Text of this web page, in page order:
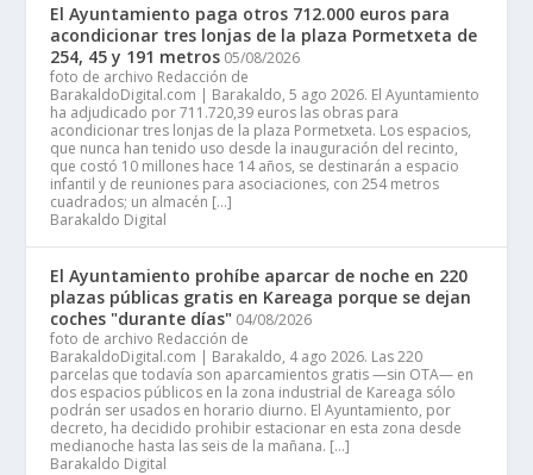
El Ayuntamiento paga otros 712.000 euros para
acondicionar tres lonjas de la plaza Pormetxeta de
254, 45 y 191 metros 05/08/2026
foto de archivo Redacción de
BarakaldoDigital.com | Barakaldo, 5 ago 2026. El Ayuntamiento
ha adjudicado por 711.720,39 euros las obras para
acondicionar tres lonjas de la plaza Pormetxeta. Los espacios,
que nunca han tenido uso desde la inauguración del recinto,
que costó 10 millones hace 14 años, se destinarán a espacio
infantil y de reuniones para asociaciones, con 254 metros
cuadrados; un almacén […]
Barakaldo Digital
El Ayuntamiento prohíbe aparcar de noche en 220
plazas públicas gratis en Kareaga porque se dejan
coches "durante días" 04/08/2026
foto de archivo Redacción de
BarakaldoDigital.com | Barakaldo, 4 ago 2026. Las 220
parcelas que todavía son aparcamientos gratis —sin OTA— en
dos espacios públicos en la zona industrial de Kareaga sólo
podrán ser usados en horario diurno. El Ayuntamiento, por
decreto, ha decidido prohibir estacionar en esta zona desde
medianoche hasta las seis de la mañana. […]
Barakaldo Digital